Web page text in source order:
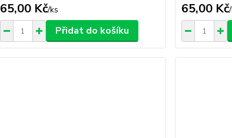
65,00 Kč/ks
Přidat do košíku
65,00 Kč/